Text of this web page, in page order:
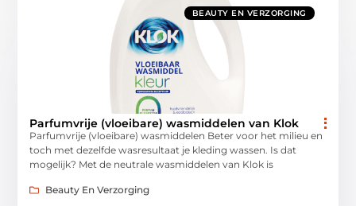
BEAUTY EN VERZORGING
Parfumvrije (vloeibare) wasmiddelen van Klok
Parfumvrije (vloeibare) wasmiddelen Beter voor het milieu en
toch met dezelfde wasresultaat je kleding wassen. Is dat
mogelijk? Met de neutrale wasmiddelen van Klok is
Beauty En Verzorging